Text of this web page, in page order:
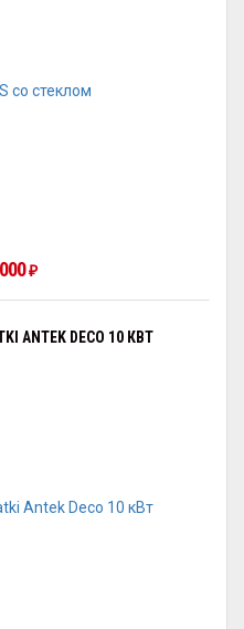
₽
ANTEK DECO 10 КВТ